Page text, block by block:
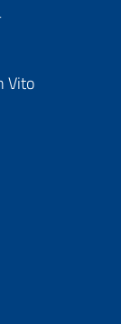
Vito